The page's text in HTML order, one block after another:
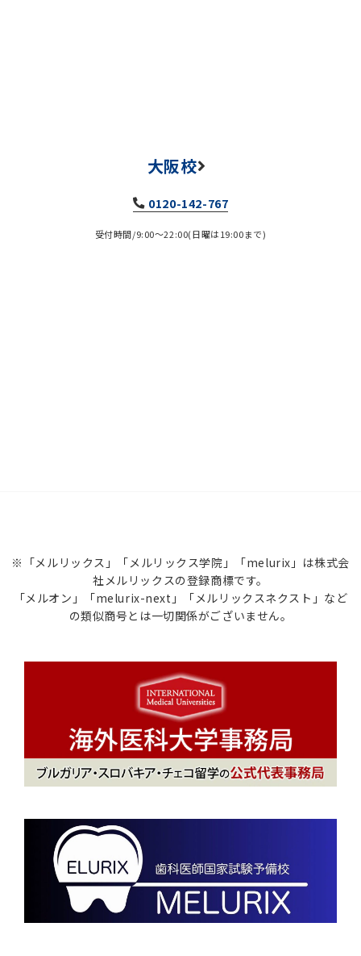
大阪校
0120-142-767
受付時間/9:00～22:00(日曜は19:00まで)
※「メルリックス」「メルリックス学院」「melurix」は株式会
社メルリックスの登録商標です。
「メルオン」「melurix-next」「メルリックスネクスト」など
の類似商号とは一切関係がございません。